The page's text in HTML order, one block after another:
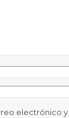
electrónico